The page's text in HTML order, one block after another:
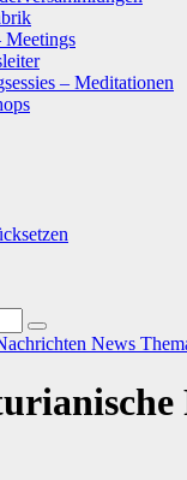
Meetings
– Meditationen
News